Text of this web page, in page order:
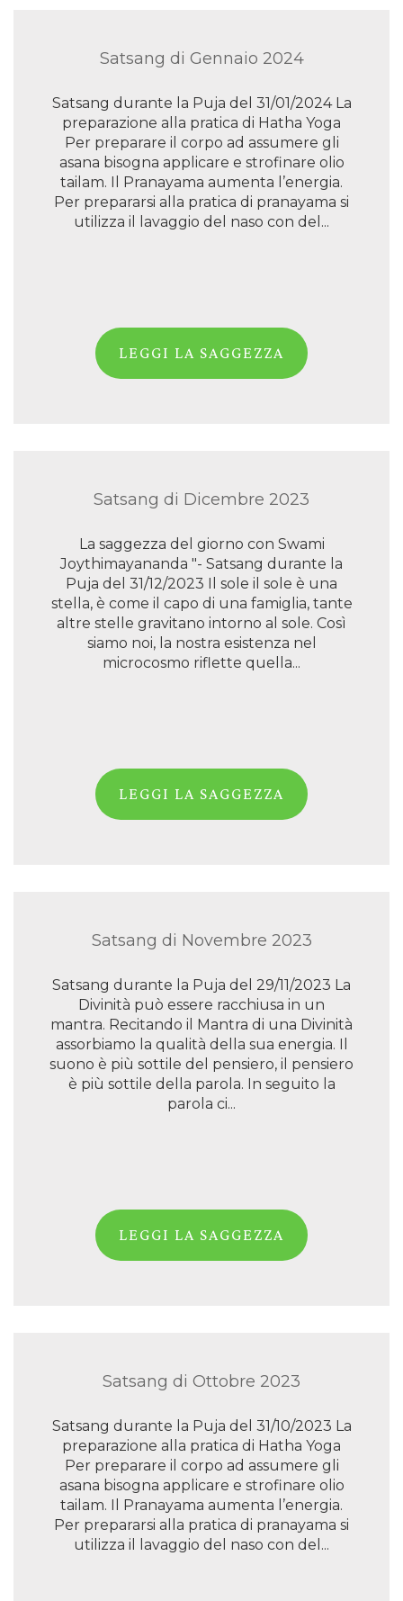
Satsang di Gennaio 2024
Satsang durante la Puja del 31/01/2024 La
preparazione alla pratica di Hatha Yoga
Per preparare il corpo ad assumere gli
asana bisogna applicare e strofinare olio
tailam. Il Pranayama aumenta l’energia.
Per prepararsi alla pratica di pranayama si
utilizza il lavaggio del naso con del...
LEGGI LA SAGGEZZA
Satsang di Dicembre 2023
La saggezza del giorno con Swami
Joythimayananda "- Satsang durante la
Puja del 31/12/2023 Il sole il sole è una
stella, è come il capo di una famiglia, tante
altre stelle gravitano intorno al sole. Così
siamo noi, la nostra esistenza nel
microcosmo riflette quella...
LEGGI LA SAGGEZZA
Satsang di Novembre 2023
Satsang durante la Puja del 29/11/2023 La
Divinità può essere racchiusa in un
mantra. Recitando il Mantra di una Divinità
assorbiamo la qualità della sua energia. Il
suono è più sottile del pensiero, il pensiero
è più sottile della parola. In seguito la
parola ci...
LEGGI LA SAGGEZZA
Satsang di Ottobre 2023
Satsang durante la Puja del 31/10/2023 La
preparazione alla pratica di Hatha Yoga
Per preparare il corpo ad assumere gli
asana bisogna applicare e strofinare olio
tailam. Il Pranayama aumenta l’energia.
Per prepararsi alla pratica di pranayama si
utilizza il lavaggio del naso con del...